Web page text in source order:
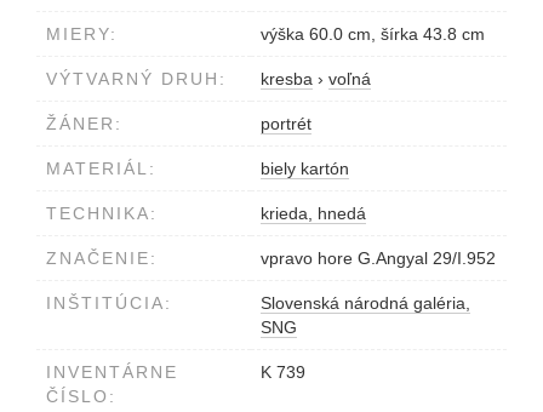
MIERY: výška 60.0 cm, šírka 43.8 cm
VÝTVARNÝ DRUH: kresba › voľná
ŽÁNER: portrét
MATERIÁL: biely kartón
TECHNIKA: krieda, hnedá
ZNAČENIE: vpravo hore G.Angyal 29/I.952
INŠTITÚCIA:
Slovenská národná galéria,
SNG
INVENTÁRNE
ČÍSLO:
K 739